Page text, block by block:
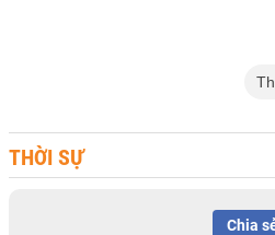
THỜI SỰ
Chia